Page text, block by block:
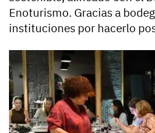
Enoturismo. Gracias a
instituciones por hacerlo